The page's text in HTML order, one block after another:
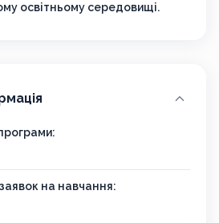
освітньому середовищі.
на навчання: